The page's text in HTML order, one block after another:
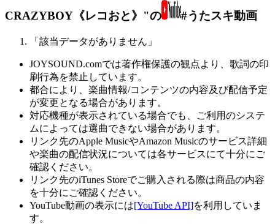
CRAZYBOY《レコおと》"の
#うたスキ動画
「該当データがありません」
JOYSOUND.comでは著作権保護の観点より、歌詞の印
刷行為を禁止しています。
都合により、楽曲情報/コンテンツの内容及び配信予定
が変更となる場合があります。
対応機種が表示されている場合でも、ご利用のシステ
ムによっては選曲できない場合があります。
リンク先のApple MusicやAmazon Musicのサービス詳細
や楽曲の配信状況については各サービスにて十分にご
確認ください。
リンク先のiTunes Storeでご購入される際は商品の内容
を十分にご確認ください。
YouTube動画の表示には[YouTube API]を利用していま
す。